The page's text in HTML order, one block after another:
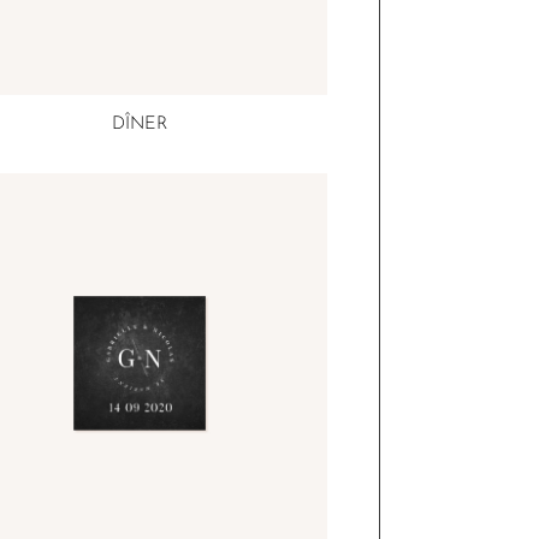
DÎNER